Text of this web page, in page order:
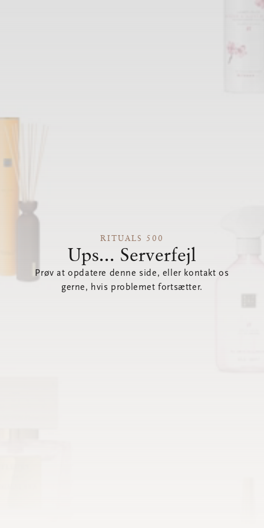
RITUALS 500
Ups... Serverfejl
Prøv at opdatere denne side, eller kontakt os
gerne, hvis problemet fortsætter.